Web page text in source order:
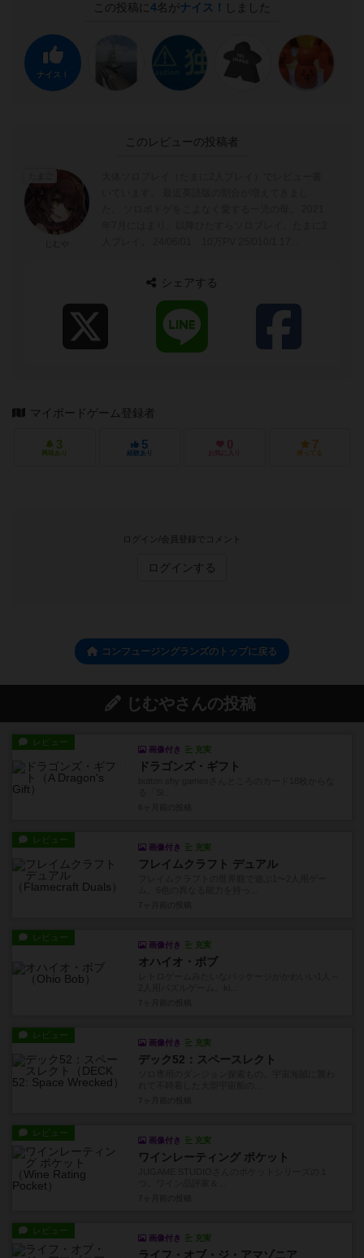
この投稿に 4名がナイス！ しました
ナイス！
このレビューの投稿者
シェアする
マイボードゲーム登録者
3
興味あり
5
経験あり
0
お気に入り
7
持ってる
ログイン/会員登録でコメント
ログインする
コンフュージングランズのトップに戻る
じむやさんの投稿
レビュー
画像付き 充実
ドラゴンズ・ギフト
レビュー
画像付き 充実
フレイムクラフト デュアル
レビュー
画像付き 充実
オハイオ・ボブ
レビュー
画像付き 充実
デック52：スペースレクト
レビュー
画像付き 充実
ワインレーティング ポケット
レビュー
画像付き 充実
ライフ・オブ・ジ・アマゾニア